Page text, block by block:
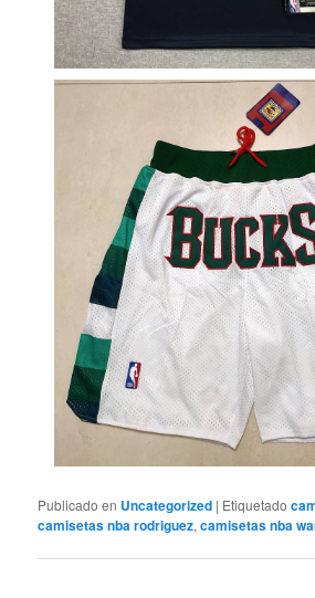
Publicado en Uncategorized | Etiquetado
camisetas nba rodriguez,camisetas nba